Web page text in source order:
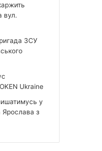
вул.
ЗСУ
Ukraine
у
Ярослава з